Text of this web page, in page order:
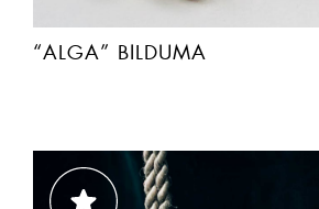
“ALGA” BILDUMA